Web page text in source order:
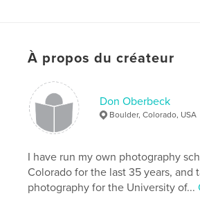
, new words , squirrel trivia
close up photography
large type grandchildren ,
photography cute
funny
À propos du créateur
Don Oberbeck
Boulder, Colorado, USA
I have run my own photography
Colorado for the last 35 years, and
photography for the University of...